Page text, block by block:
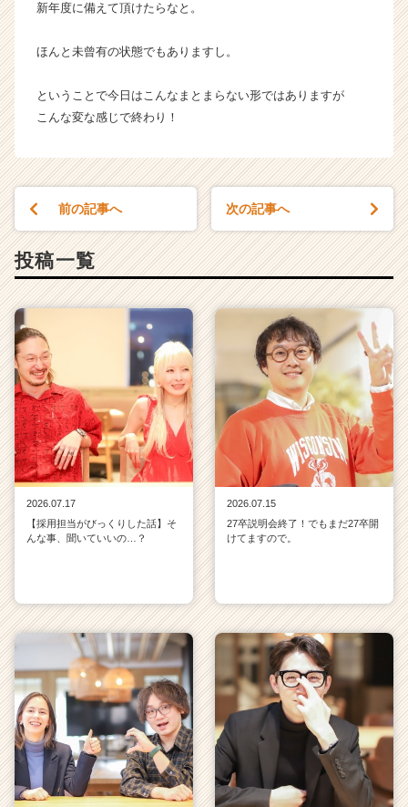
a
e
r）
新年度に備えて頂けたらなと。
ほんと未曾有の状態でもありますし。
ということで今日はこんなまとまらない形ではありますが
こんな変な感じで終わり！
前の記事へ 次の記事へ
投稿一覧
2026.07.17
【採用担当がびっくりした話】そ
んな事、聞いていいの…？
2026.07.15
27卒説明会終了！でもまだ27卒開
けてますので。